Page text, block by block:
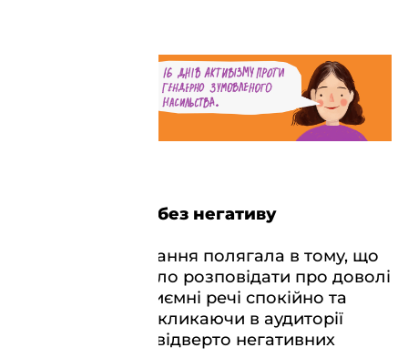
Про негативне без негативу
Складність завдання полягала в тому, що
нам потрібно було розповідати про доволі
складні та неприємні речі спокійно та
виважено, не викликаючи в аудиторії
страху та інших відверто негативних